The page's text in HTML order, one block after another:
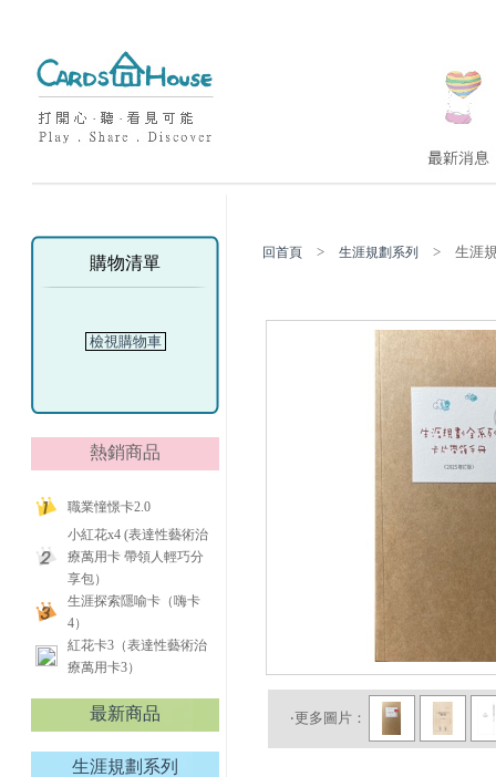
購物清單
檢視購物車
熱銷商品
職業憧憬卡2.0
小紅花x4 (表達性藝術治
療萬用卡 帶領人輕巧分
享包）
生涯探索隱喻卡（嗨卡
4）
紅花卡3（表達性藝術治
療萬用卡3）
最新商品
生涯規劃系列
回首頁 > 生涯規劃系列 > 生涯規
‧更多圖片：